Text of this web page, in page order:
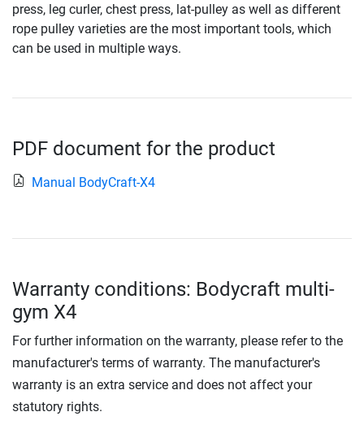
press, leg curler, chest press, lat-pulley as well as different
rope pulley varieties are the most important tools, which
can be used in multiple ways.
PDF document for the product
Manual BodyCraft-X4
Warranty conditions: Bodycraft multi-
gym X4
For further information on the warranty, please refer to the
manufacturer's terms of warranty. The manufacturer's
warranty is an extra service and does not affect your
statutory rights.